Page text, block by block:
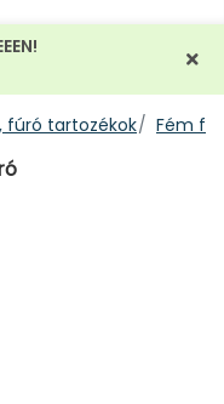
fúró tartozékok Fém